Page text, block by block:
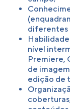
diferentes
nível
Premiere,
de
edição de